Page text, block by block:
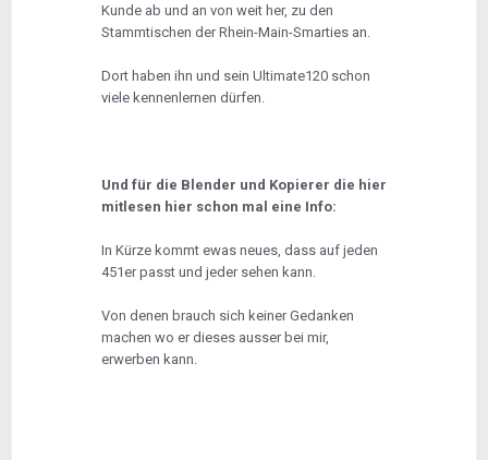
Kunde ab und an von weit her, zu den
Stammtischen der Rhein-Main-Smarties an.
Dort haben ihn und sein Ultimate120 schon
viele kennenlernen dürfen.
Und für die Blender und Kopierer die hier
mitlesen hier schon mal eine Info:
In Kürze kommt ewas neues, dass auf jeden
451er passt und jeder sehen kann.
Von denen brauch sich keiner Gedanken
machen wo er dieses ausser bei mir,
erwerben kann.